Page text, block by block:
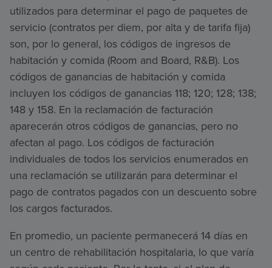
utilizados para determinar el pago de paquetes de
servicio (contratos per diem, por alta y de tarifa fija)
son, por lo general, los códigos de ingresos de
habitación y comida (Room and Board, R&B). Los
códigos de ganancias de habitación y comida
incluyen los códigos de ganancias 118; 120; 128; 138;
148 y 158. En la reclamación de facturación
aparecerán otros códigos de ganancias, pero no
afectan al pago. Los códigos de facturación
individuales de todos los servicios enumerados en
una reclamación se utilizarán para determinar el
pago de contratos pagados con un descuento sobre
los cargos facturados.
En promedio, un paciente permanecerá 14 días en
un centro de rehabilitación hospitalaria, lo que varía